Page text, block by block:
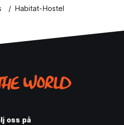
Habitat-Hostel
oss på